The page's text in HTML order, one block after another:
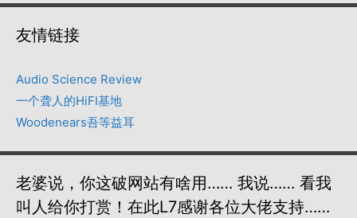
友情链接
Audio Science Review
一个聋人的HiFI基地
Woodenears吾等益耳
老婆说，你这破网站有啥用…… 我说…… 看我
叫人给你打赏！在此L7感谢各位大佬支持……